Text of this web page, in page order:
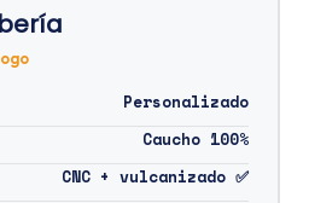
Personalizado
Caucho 100%
CNC + vulcanizado ✅